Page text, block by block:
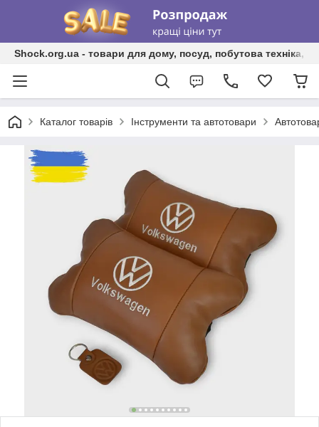
Shock.org.ua - товари для дому, посуд, побутова техніка,
Каталог товарів Інструменти та автотовари